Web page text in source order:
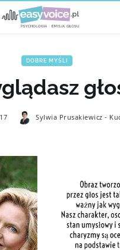
DOBRE MYŚLI
Sylwia Prusakiewicz -